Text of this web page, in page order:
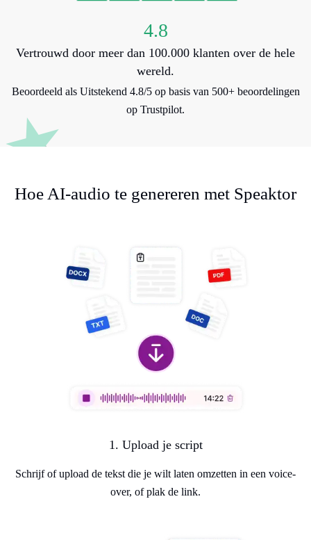
4.8
Vertrouwd door meer dan 100.000 klanten over de hele
wereld.
Beoordeeld als Uitstekend 4.8/5 op basis van 500+ beoordelingen
op Trustpilot.
Hoe AI-audio te genereren met Speaktor
1. Upload je script
Schrijf of upload de tekst die je wilt laten omzetten in een voice-
over, of plak de link.